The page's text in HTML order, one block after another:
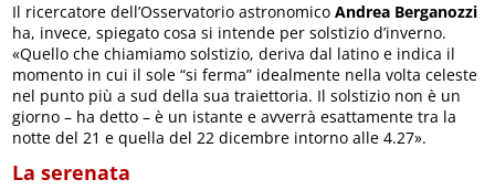
Il ricercatore dell’Osservatorio astronomicoAndrea Berganozzi
ha, invece, spiegato cosa si intende per solstizio d’inverno.
«Quello che chiamiamo solstizio, deriva dal latino e indica il
momento in cui il sole “si ferma” idealmente nella volta celeste
nel punto più a sud della sua traiettoria. Il solstizio non è un
giorno – ha detto – è un istante e avverrà esattamente tra la
notte del 21 e quella del 22 dicembre intorno alle 4.27».
La serenata